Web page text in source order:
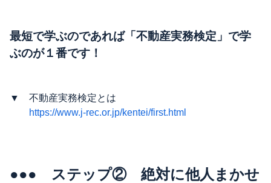
最短で学ぶのであれば「不動産実務検定」で学
ぶのが１番です！
▼ 不動産実務検定とは
https://www.j-rec.or.jp/kentei/first.html
●●● ステップ② 絶対に他人まかせ